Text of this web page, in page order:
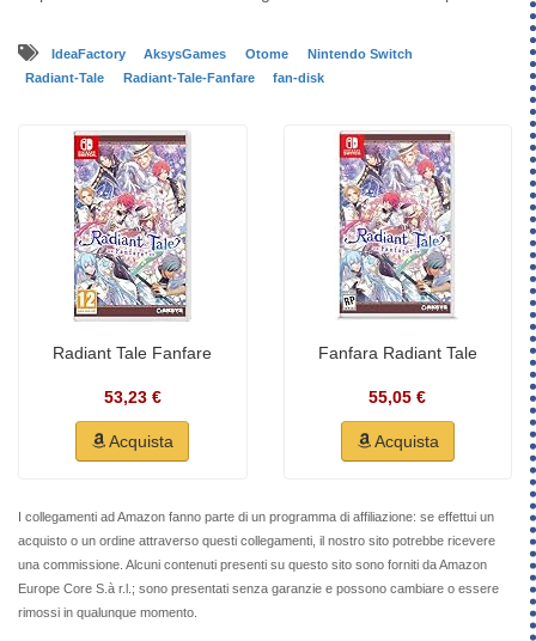
IdeaFactory AksysGames Otome
Nintendo Switch
Radiant-Tale
Radiant-Tale-Fanfare fan-disk
Radiant Tale Fanfare
53,23 €
Acquista
Fanfara Radiant Tale
55,05 €
Acquista
I collegamenti ad Amazon fanno parte di un programma di affiliazione: se effettui un
acquisto o un ordine attraverso questi collegamenti, il nostro sito potrebbe ricevere
una commissione. Alcuni contenuti presenti su questo sito sono forniti da Amazon
Europe Core S.à r.l.; sono presentati senza garanzie e possono cambiare o essere
rimossi in qualunque momento.